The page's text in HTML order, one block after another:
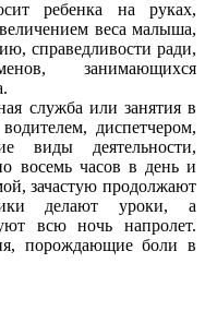
ребенка на руках,
веса малыша,
справедливости ради,
занимающихся
служба или занятия в
диспетчером,
виды деятельности,
восемь часов в день и
зачастую продолжают
делают уроки, а
всю ночь напролет.
порождающие боли в